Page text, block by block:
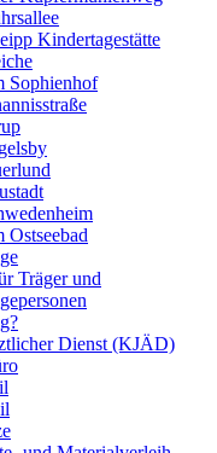
Kindertagestätte
Sophienhof
Ostseebad
Träger und
Dienst (KJÄD)